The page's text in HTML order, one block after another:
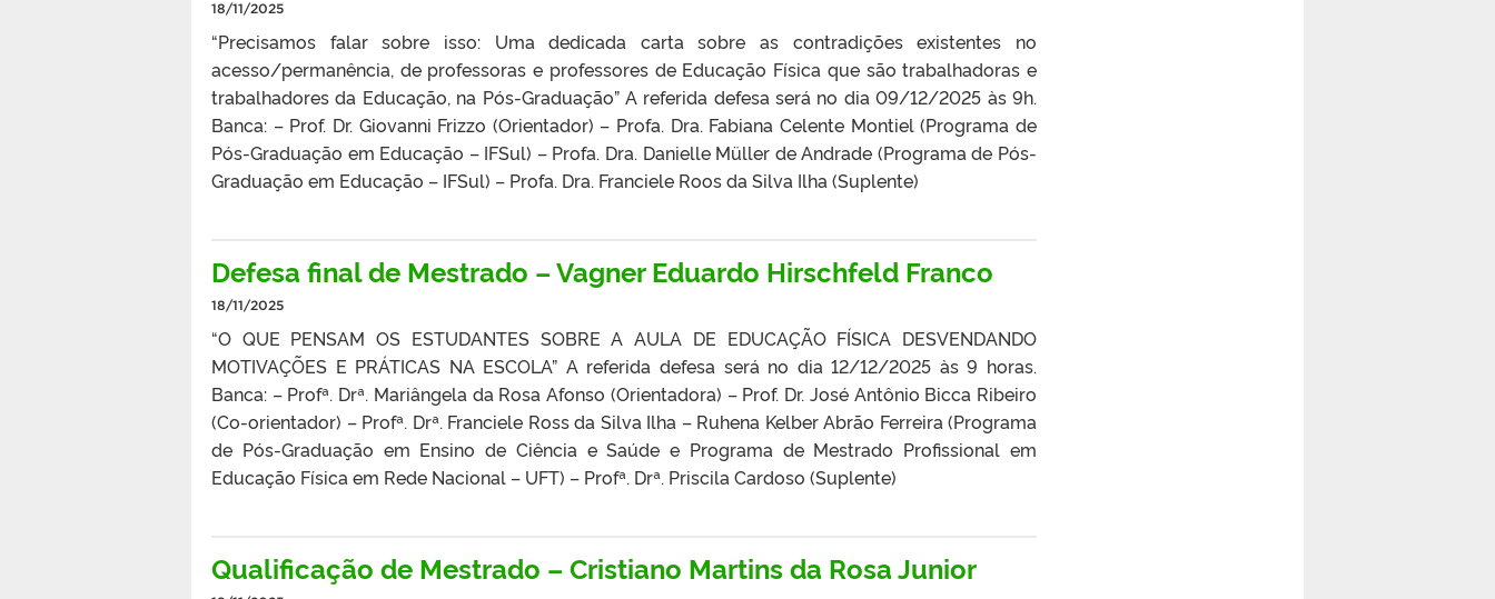
18/11/2025
“Precisamos falar sobre isso: Uma dedicada carta sobre as contradições existentes no
acesso/permanência, de professoras e professores de Educação Física que são trabalhadoras e
trabalhadores da Educação, na Pós-Graduação” A referida defesa será no dia 09/12/2025 às 9h.
Banca: – Prof. Dr. Giovanni Frizzo (Orientador) – Profa. Dra. Fabiana Celente Montiel (Programa de
Pós-Graduação em Educação – IFSul) – Profa. Dra. Danielle Müller de Andrade (Programa de Pós-
Graduação em Educação – IFSul) – Profa. Dra. Franciele Roos da Silva Ilha (Suplente)
Defesa final de Mestrado – Vagner Eduardo Hirschfeld Franco
18/11/2025
“O QUE PENSAM OS ESTUDANTES SOBRE A AULA DE EDUCAÇÃO FÍSICA DESVENDANDO
MOTIVAÇÕES E PRÁTICAS NA ESCOLA” A referida defesa será no dia 12/12/2025 às 9 horas.
Banca: – Profª. Drª. Mariângela da Rosa Afonso (Orientadora) – Prof. Dr. José Antônio Bicca Ribeiro
(Co-orientador) – Profª. Drª. Franciele Ross da Silva Ilha – Ruhena Kelber Abrão Ferreira (Programa
de Pós-Graduação em Ensino de Ciência e Saúde e Programa de Mestrado Profissional em
Educação Física em Rede Nacional – UFT) – Profª. Drª. Priscila Cardoso (Suplente)
Qualificação de Mestrado – Cristiano Martins da Rosa Junior